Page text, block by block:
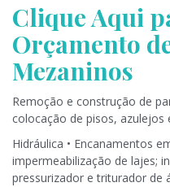
Clique Aqui
Orçamento
Mezaninos
Remoção e construção de
colocação de pisos, azulejos
Hidráulica • Encanamentos
impermeabilização de lajes;
pressurizador e triturador de